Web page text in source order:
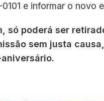
e informar o novo
só poderá ser
sem justa